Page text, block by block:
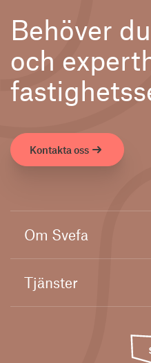
Behöver
och
Kontakta oss
Om Svefa
Tjänster